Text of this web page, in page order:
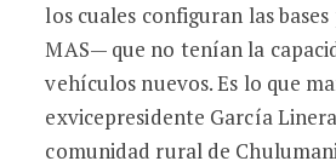
los cuales configuran las
MAS— que no tenían la
vehículos nuevos. Es lo que
exvicepresidente García
comunidad rural de